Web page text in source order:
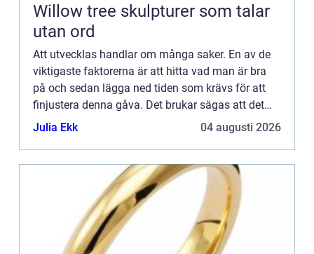
Willow tree skulpturer som talar
utan ord
Att utvecklas handlar om många saker. En av de
viktigaste faktorerna är att hitta vad man är bra
på och sedan lägga ned tiden som krävs för att
finjustera denna gåva. Det brukar sägas att det
krävs 10 000 timmar för att verkligen lära sig en
Julia Ekk 04 augusti 2026